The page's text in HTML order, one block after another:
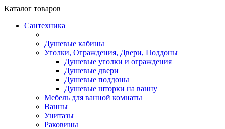
Каталог товаров
Сантехника
Душевые кабины
Уголки, Ограждения, Двери, Поддоны
Душевые уголки и ограждения
Душевые двери
Душевые поддоны
Душевые шторки на ванну
Мебель для ванной комнаты
Ванны
Унитазы
Раковины